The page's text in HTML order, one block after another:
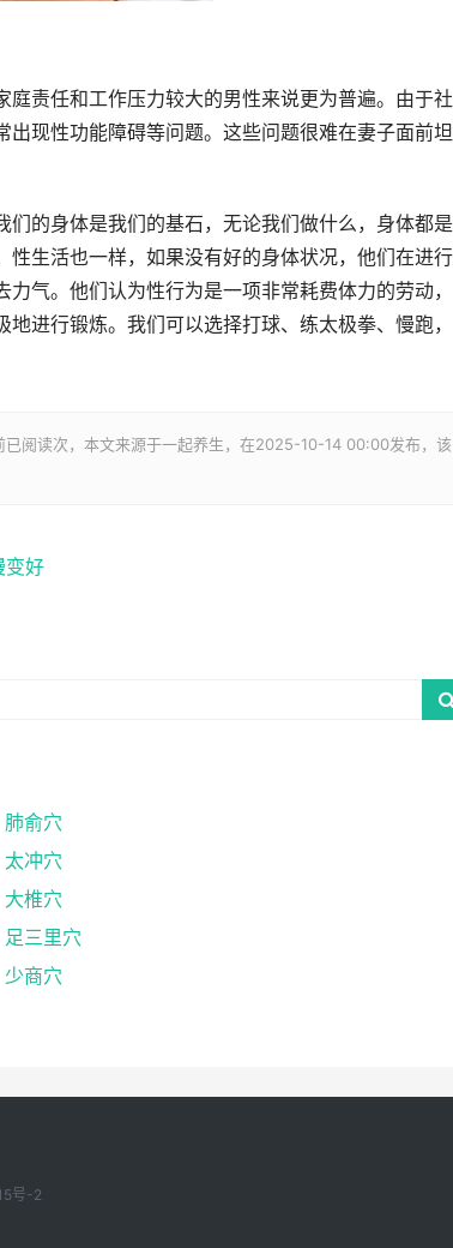
责任和工作压力较大的男性来说更为普遍。由于
现性功能障碍等问题。这些问题很难在妻子面前
的身体是我们的基石，无论我们做什么，身体都
生活也一样，如果没有好的身体状况，他们在进
气。他们认为性行为是一项非常耗费体力的劳动
进行锻炼。我们可以选择打球、练太极拳、慢跑
已阅读次，本文来源于一起养生，在2025-10-14 00:00发布，该
变好
肺俞穴
太冲穴
大椎穴
足三里穴
少商穴
号-2